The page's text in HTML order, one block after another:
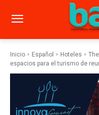
Inicio Español Hoteles
espacios para el turismo de